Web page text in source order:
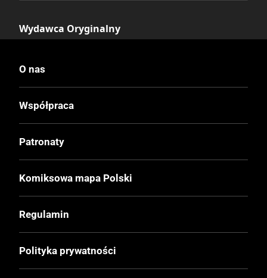
Wydawca Oryginalny
21.08.2019
Wydanie
I
Kolor
Oprawa
O nas
Współpraca
Patronaty
Komiksowa mapa Polski
Regulamin
Polityka prywatności